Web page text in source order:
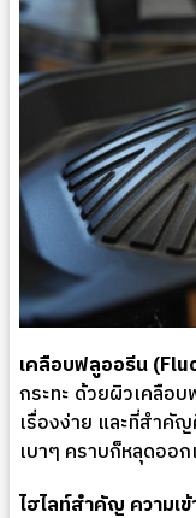
เคลือบฟลูออรีน
กระทะ ด้วยผิวเคลือ
เรื่องง่าย และที่สำคั
เบาๆ คราบก็หลุดออ
ไฮไลท์สำคัญ ความเ